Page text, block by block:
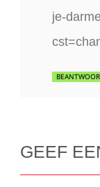
je-
GEEF